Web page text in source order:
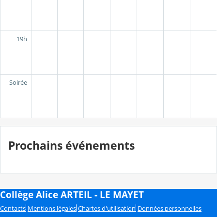
19h
Soirée
Prochains événements
Collège Alice ARTEIL - LE MAYET
Contacts Mentions légales Chartes d'utilisation Données personnelles